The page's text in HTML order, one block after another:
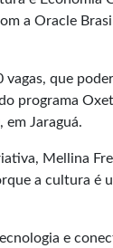
a Oracle
que
programa
em Jaraguá.
Mellina
a cultura é
e